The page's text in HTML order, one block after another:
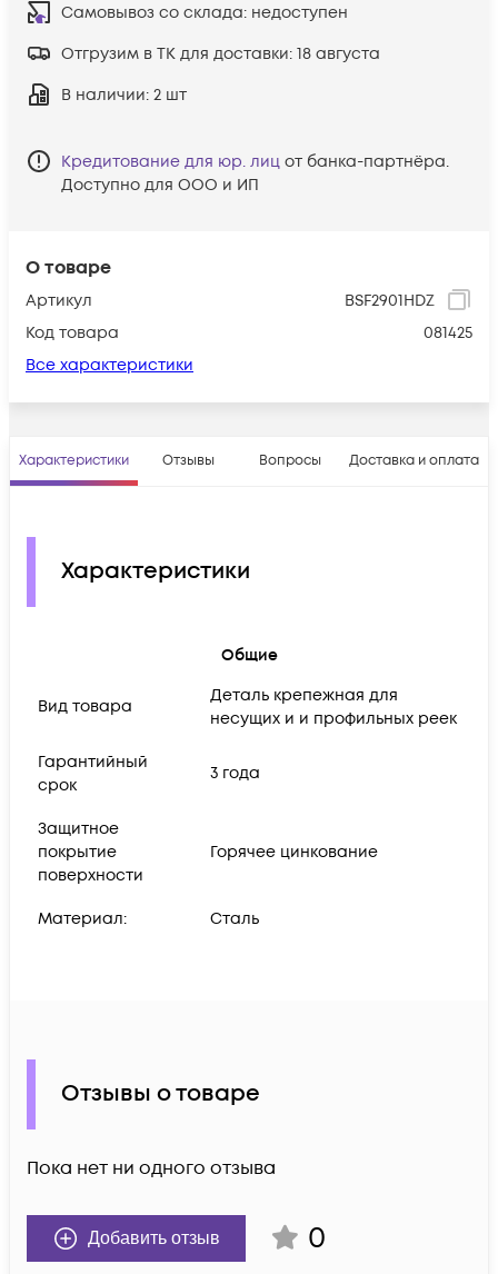
О товаре
Артикул
BSF2901HDZ
Код товара
081425
Все характеристики
Самовывоз со склада: недоступен
Отгрузим в ТК для доставки: 18 августа
В наличии: 2 шт
Кредитование для юр. лиц от банка-партнёра.
Доступно для ООО и ИП
Характеристики Отзывы Вопросы Доставка и оплата
Характеристики
Общие
Вид товара
Деталь крепежная для
несущих и и профильных реек
Гарантийный
срок
3 года
Защитное
покрытие
поверхности
Горячее цинкование
Материал: Сталь
Отзывы о товаре
Пока нет ни одного отзыва
Добавить отзыв 0